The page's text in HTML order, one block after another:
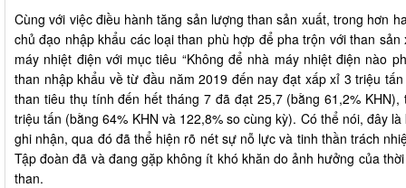
Cùng với việc điều hành tăng sản lượng than sản xuất, trong hơn
chủ đạo nhập khẩu các loại than phù hợp để pha trộn với than
máy nhiệt điện với mục tiêu “Không để nhà máy nhiệt điện nào
than nhập khẩu về từ đầu năm 2019 đến nay đạt xấp xỉ 3 triệu
than tiêu thụ tính đến hết tháng 7 đã đạt 25,7 (bằng 61,2%
triệu tấn (bằng 64% KHN và 122,8% so cùng kỳ). Có thể nói, đây
ghi nhận, qua đó đã thể hiện rõ nét sự nỗ lực và tinh thần trách
Tập đoàn đã và đang gặp không ít khó khăn do ảnh hưởng của
than.